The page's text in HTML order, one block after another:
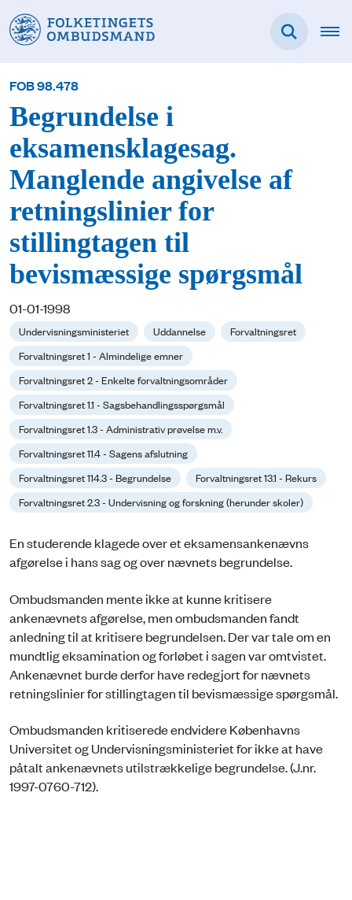
FOB 98.478
Begrundelse i
eksamensklagesag.
Manglende angivelse af
retningslinier for
stillingtagen til
bevismæssige spørgsmål
01-01-1998
Undervisningsministeriet Uddannelse
Forvaltningsret
Forvaltningsret 1 - Almindelige emner
Forvaltningsret 2 - Enkelte forvaltningsområder
Forvaltningsret 1.1 - Sagsbehandlingsspørgsmål
Forvaltningsret 1.3 - Administrativ prøvelse m.v.
Forvaltningsret 11.4 - Sagens afslutning
Forvaltningsret 114.3 - Begrundelse
Forvaltningsret 13.1 - Rekurs
Forvaltningsret 2.3 - Undervisning og forskning (herunder skoler)
En studerende klagede over et eksamensankenævns
afgørelse i hans sag og over nævnets begrundelse.
Ombudsmanden mente ikke at kunne kritisere
ankenævnets afgørelse, men ombudsmanden fandt
anledning til at kritisere begrundelsen. Der var tale om en
mundtlig eksamination og forløbet i sagen var omtvistet.
Ankenævnet burde derfor have redegjort for nævnets
retningslinier for stillingtagen til bevismæssige spørgsmål.
Ombudsmanden kritiserede endvidere Københavns
Universitet og Undervisningsministeriet for ikke at have
påtalt ankenævnets utilstrækkelige begrundelse. (J.nr.
1997-0760-712).